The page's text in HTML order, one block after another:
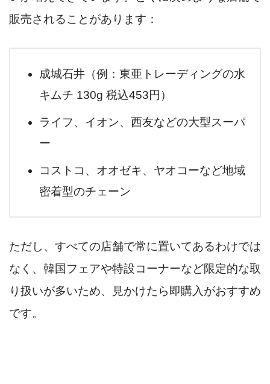
販売されることがあります：
成城石井（例：東亜トレーディングの水
キムチ 130g 税込453円）
ライフ、イオン、西友などの大型スーパ
ー
コストコ、オオゼキ、ヤオコーなど地域
密着型のチェーン
ただし、すべての店舗で常に置いてあるわけでは
なく、韓国フェアや特設コーナーなど限定的な取
り扱いが多いため、見かけたら即購入がおすすめ
です。